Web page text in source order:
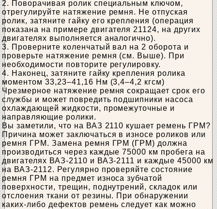
2. Поворачивая ролик специальным ключом,
отрегулируйте натяжение ремня. Не отпуская
ролик, затяните гайку его крепления (операция
показана на примере двигателя 21124, на других
двигателях выполняется аналогично).
3. Проверните коленчатый вал на 2 оборота и
проверьте натяжение ремня (см. Выше). При
необходимости повторите регулировку.
4. Наконец, затяните гайку крепления ролика
моментом 33,23–41,16 Нм (3,4–4,2 кгсм)
Чрезмерное натяжение ремня сокращает срок его
службы и может повредить подшипники насоса
охлаждающей жидкости, промежуточные и
направляющие ролики.
Вы заметили, что на ВАЗ 2110 кушает ремень ГРМ?
Причина может заключаться в износе роликов или
ремня ГРМ. Замена ремня ГРМ (ГРМ) должна
производиться через каждые 75000 км пробега на
двигателях ВАЗ-2110 и ВАЗ-2111 и каждые 45000 км
на ВАЗ-2112. Регулярно проверяйте состояние
ремня ГРМ на предмет износа зубчатой ​​
поверхности, трещин, поднутрений, складок или
отслоения ткани от резины. При обнаружении
каких-либо дефектов ремень следует как можно